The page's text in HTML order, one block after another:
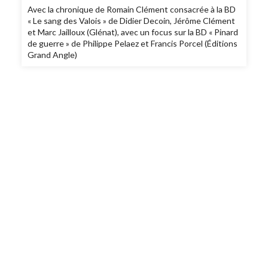
Avec la chronique de Romain Clément consacrée à la BD
« Le sang des Valois » de Didier Decoin, Jérôme Clément
et Marc Jailloux (Glénat), avec un focus sur la BD « Pinard
de guerre » de Philippe Pelaez et Francis Porcel (Éditions
Grand Angle)